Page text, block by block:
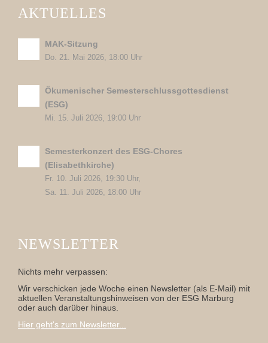
AKTUELLES
MAK-Sitzung
Do. 21. Mai 2026, 18:00 Uhr
Ökumenischer Semesterschlussgottesdienst
(ESG)
Mi. 15. Juli 2026, 19:00 Uhr
Semesterkonzert des ESG-Chores
(Elisabethkirche)
Fr. 10. Juli 2026, 19:30 Uhr,
Sa. 11. Juli 2026, 18:00 Uhr
NEWSLETTER
Nichts mehr verpassen:
Wir verschicken jede Woche einen Newsletter (als E-Mail) mit
aktuellen Veranstaltungshinweisen von der ESG Marburg
oder auch darüber hinaus.
Hier geht's zum Newsletter...